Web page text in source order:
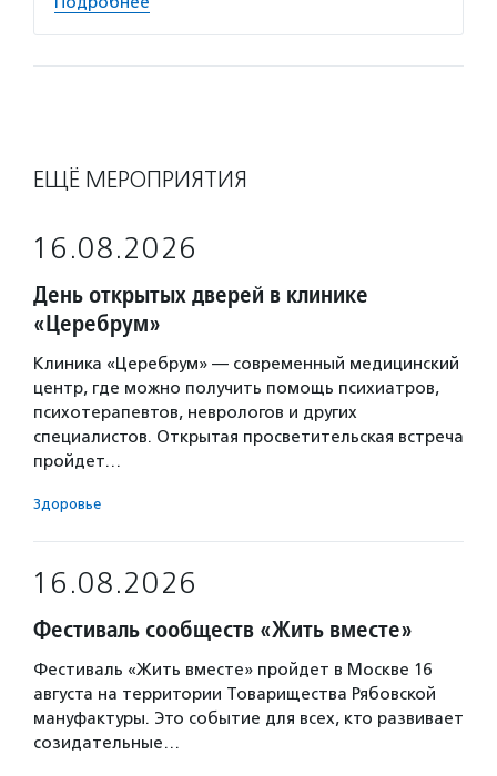
ЕЩЁ МЕРОПРИЯТИЯ
16.08.2026
День открытых дверей в клинике
«Церебрум»
Клиника «Церебрум» — современный медицинский
центр, где можно получить помощь психиатров,
психотерапевтов, неврологов и других
специалистов. Открытая просветительская встреча
пройдет…
Здоровье
16.08.2026
Фестиваль сообществ «Жить вместе»
Фестиваль «Жить вместе» пройдет в Москве 16
августа на территории Товарищества Рябовской
мануфактуры. Это событие для всех, кто развивает
созидательные…